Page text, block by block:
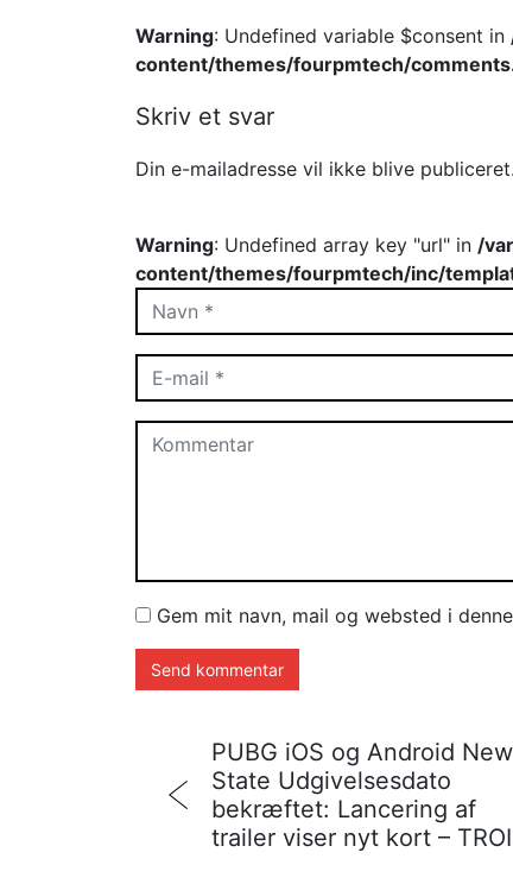
Warning: Undefined variable $consent in
content/themes/fourpmtech/
Skriv et svar
Din e-mailadresse vil ikke blive publiceret.
Warning: Undefined array key "url" in /
content/themes/fourpmtech/inc/
Gem mit navn, mail og websted i
PUBG iOS og Android New
State Udgivelsesdato
bekræftet: Lancering af
trailer viser nyt kort – TROI